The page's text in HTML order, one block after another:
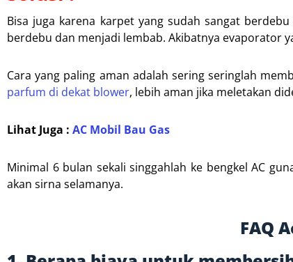
Bisa juga karena karpet yang sudah sangat
berdebu dan menjadi lembab. Akibatnya evaporator
Cara yang paling aman adalah sering seringlah
parfum di dekat blower, lebih aman jika meletakan
Lihat Juga : AC Mobil Bau Gas
Minimal 6 bulan sekali singgahlah ke bengkel AC
akan sirna selamanya.
FAQ